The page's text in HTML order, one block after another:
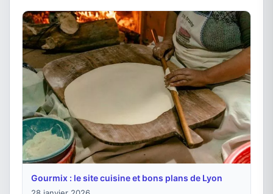
Gourmix : le site cuisine et bons plans de Lyon